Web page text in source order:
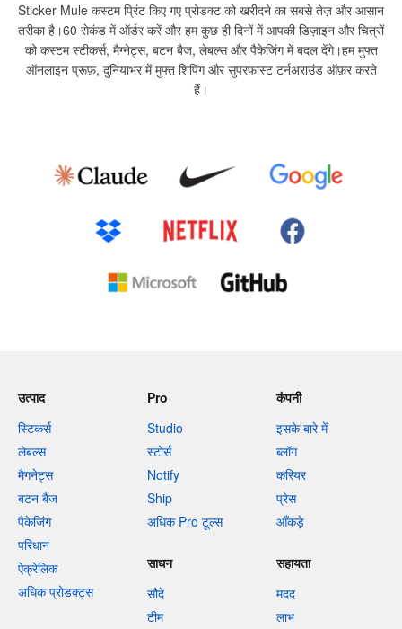
Sticker Mule कस्टम प्रिंट किए गए प्रोडक्ट को खरीदने का सबसे तेज़ और आसान
तरीका है।60 सेकंड में ऑर्डर करें और हम कुछ ही दिनों में आपकी डिज़ाइन और चित्रों
को कस्टम स्टीकर्स, मैग्नेट्स, बटन बैज, लेबल्स और पैकेजिंग में बदल देंगे।हम मुफ्त
ऑनलाइन प्रूफ़, दुनियाभर में मुफ्त शिपिंग और सुपरफास्ट टर्नअराउंड ऑफ़र करते
हैं।
उत्पाद
स्टिकर्स
लेबल्स
मैगनेट्स
बटन बैज
पैकेजिंग
परिधान
ऐक्रेलिक
अधिक प्रोडक्ट्स
Pro
Studio
स्टोर्स
Notify
Ship
अधिक Pro टूल्स
कंपनी
इसके बारे में
ब्लॉग
करियर
प्रेस
आँकड़े
साधन
सौदे
टीम
सहायता
मदद
लाभ